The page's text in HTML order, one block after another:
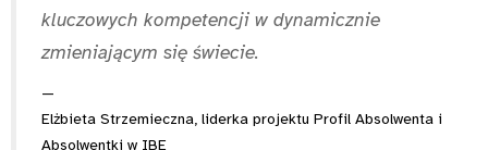
kluczowych kompetencji w dynamicznie
zmieniającym się świecie.
Elżbieta Strzemieczna, liderka projektu Profil Absolwenta i
Absolwentki w IBE